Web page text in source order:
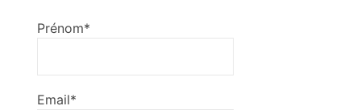
Prénom*
Email*